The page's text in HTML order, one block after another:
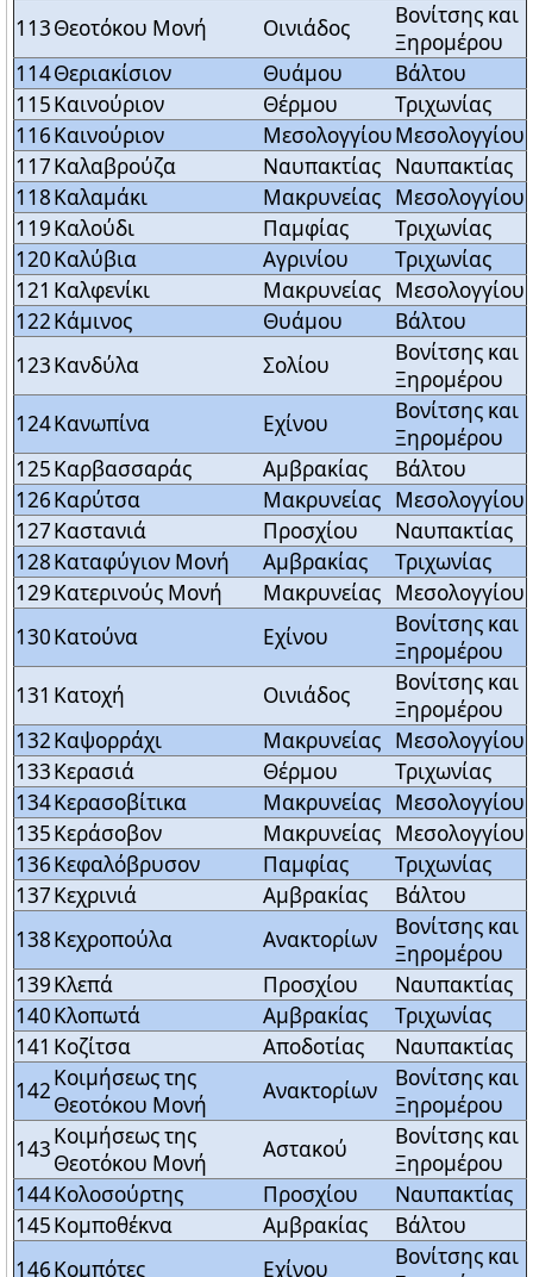
113Θεοτόκου Μονή Οινιάδος
Βονίτσης και
Ξηρομέρου
114Θεριακίσιον Θυάμου
Βάλτου
115Καινούριον Θέρμου
Τριχωνίας
116Καινούριον ΜεσολογγίουΜεσολογγίου
117Καλαβρούζα Ναυπακτίας Ναυπακτίας
118Καλαμάκι Μακρυνείας Μεσολογγίου
119Καλούδι Παμφίας
Τριχωνίας
120Καλύβια Αγρινίου
Τριχωνίας
121 Καλφενίκι Μακρυνείας Μεσολογγίου
122Κάμινος Θυάμου
Βάλτου
123Κανδύλα Σολίου
Βονίτσης και
Ξηρομέρου
124Κανωπίνα Εχίνου
Βονίτσης και
Ξηρομέρου
125Καρβασσαράς Αμβρακίας
Βάλτου
126Καρύτσα Μακρυνείας Μεσολογγίου
127Καστανιά Προσχίου
Ναυπακτίας
128Καταφύγιον Μονή Αμβρακίας
Τριχωνίας
129Κατερινούς Μονή Μακρυνείας Μεσολογγίου
130Κατούνα Εχίνου
Βονίτσης και
Ξηρομέρου
131 Κατοχή Οινιάδος
Βονίτσης και
Ξηρομέρου
132Καψορράχι Μακρυνείας Μεσολογγίου
133Κερασιά Θέρμου
Τριχωνίας
134Κερασοβίτικα Μακρυνείας Μεσολογγίου
135Κεράσοβον Μακρυνείας Μεσολογγίου
136Κεφαλόβρυσον Παμφίας
Τριχωνίας
137Κεχρινιά Αμβρακίας
Βάλτου
138Κεχροπούλα Ανακτορίων
Βονίτσης και
Ξηρομέρου
139Κλεπά Προσχίου
Ναυπακτίας
140Κλοπωτά Αμβρακίας
Τριχωνίας
141 Κοζίτσα Αποδοτίας
Ναυπακτίας
142Κοιμήσεως της
Θεοτόκου Μονή
Ανακτορίων
Βονίτσης και
Ξηρομέρου
143Κοιμήσεως της
Θεοτόκου Μονή
Αστακού
Βονίτσης και
Ξηρομέρου
144Κολοσούρτης Προσχίου
Ναυπακτίας
145Κομποθέκνα Αμβρακίας
Βάλτου
146Κομπότες Εχίνου
Βονίτσης και